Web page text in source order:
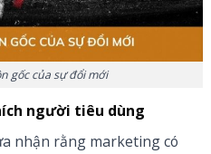
gốc của sự đổi mới
người tiêu dùng
nhận rằng marketing có